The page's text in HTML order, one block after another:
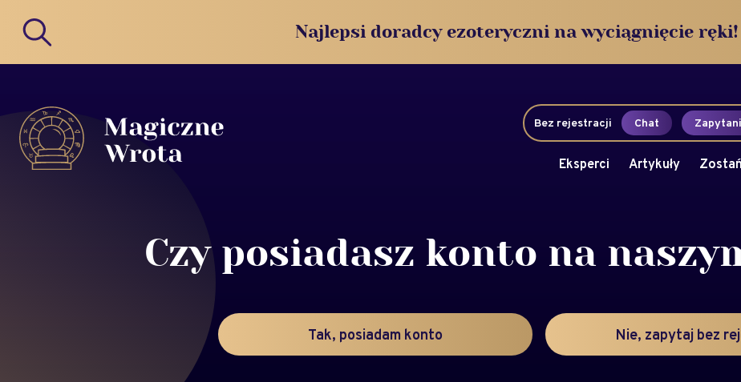
Najlepsi doradcy ezoteryczni na wyciągnięcie ręki!
Bez rejestracji Chat
Eksperci Artykuły
Czy posiadasz konto na
Tak, posiadam konto Nie, zapytaj bez